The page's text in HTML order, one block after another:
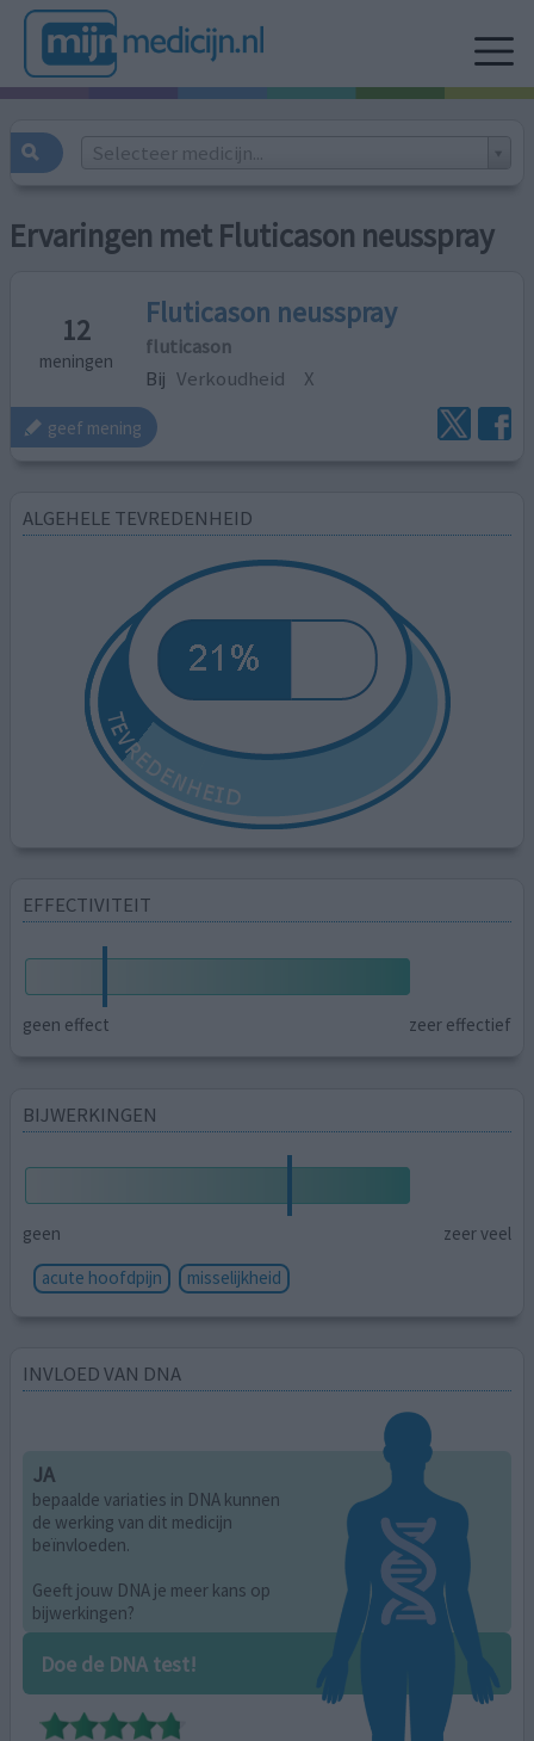
Selecteer medicijn...
Ervaringen met Fluticason neusspray
12
meningen
Fluticason neusspray
fluticason
Bij Verkoudheid X
geef mening
ALGEHELE TEVREDENHEID
EFFECTIVITEIT
geen effect zeer effectief
BIJWERKINGEN
geen
zeer veel
acute hoofdpijn
misselijkheid
INVLOED VAN DNA
JA
bepaalde variaties in DNA kunnen
de werking van dit medicijn
beïnvloeden.
Geeft jouw DNA je meer kans op
bijwerkingen?
Doe de DNA test!